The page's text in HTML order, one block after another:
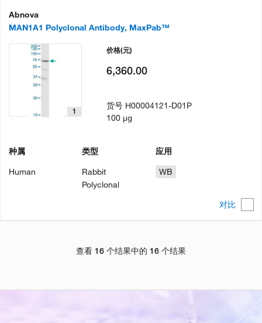
Abnova
MAN1A1 Polyclonal Antibody, MaxPab™
对比
1
种属
Human
类型
Rabbit
Polyclonal
应用
WB
价格(元)
6,360.00
货号 H00004121-D01P
100 µg
查看 16 个结果中的 16 个结果